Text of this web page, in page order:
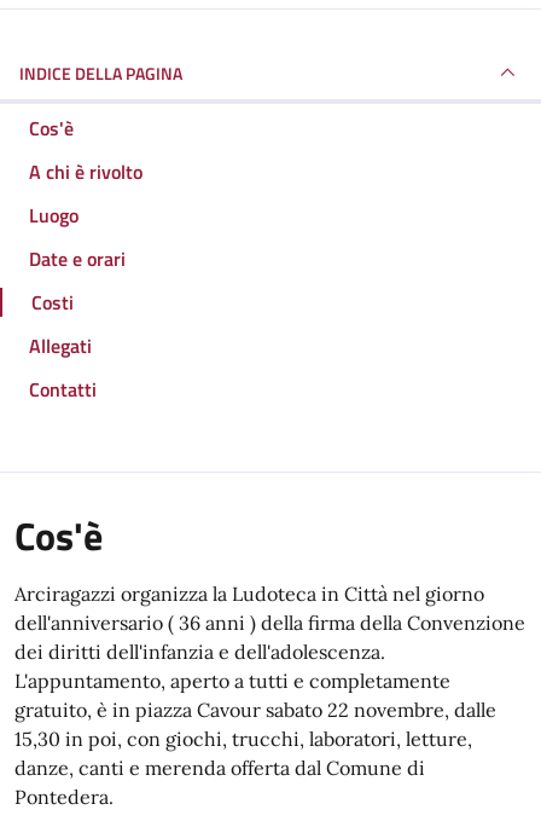
INDICE DELLA PAGINA
Cos'è
A chi è rivolto
Luogo
Date e orari
Costi
Allegati
Contatti
Cos'è
Arciragazzi organizza la Ludoteca in Città nel giorno
dell'anniversario ( 36 anni ) della firma della Convenzione
dei diritti dell'infanzia e dell'adolescenza.
L'appuntamento, aperto a tutti e completamente
gratuito, è in piazza Cavour sabato 22 novembre, dalle
15,30 in poi, con giochi, trucchi, laboratori, letture,
danze, canti e merenda offerta dal Comune di
Pontedera.